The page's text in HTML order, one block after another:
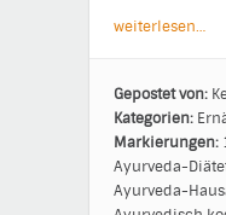
weiterlesen…
Gepostet von:
Kategorien:
Markierungen:
Ayurveda-
Ayurveda-